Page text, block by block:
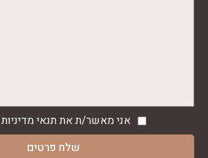
אני מאשר/ת את תנאי